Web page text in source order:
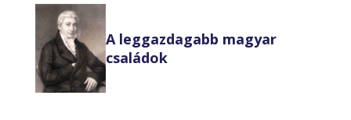
A leggazdagabb magyar
családok